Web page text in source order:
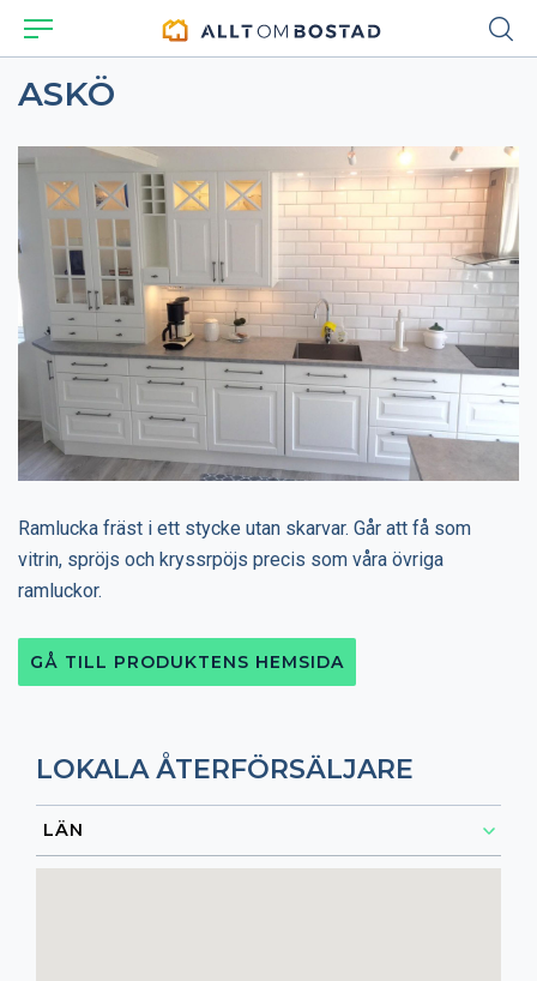
ASKÖ
Ramlucka fräst i ett stycke utan skarvar. Går att få som
vitrin, spröjs och kryssrpöjs precis som våra övriga
ramluckor.
GÅ TILL PRODUKTENS HEMSIDA
LOKALA ÅTERFÖRSÄLJARE